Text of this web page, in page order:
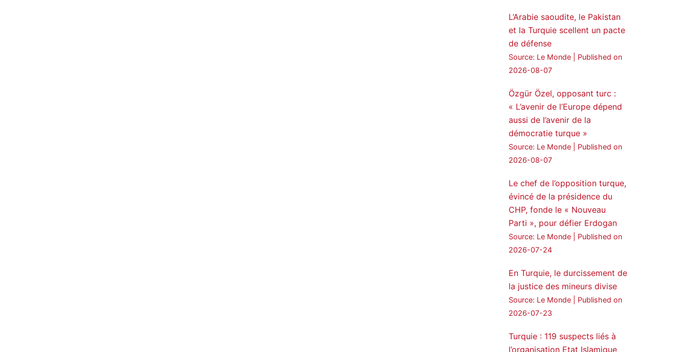
ܟܫܝܪܘܬܐ ܒܘܠܝܬܐ ܚܘܪܐ
ܐܒܓܪ
28 249
Twitter
Amitiés kurdes de Bretagne
a retweeté
MedyaNews
24 Jan 2025
🔴DEM Party Imrali
on Abdullah Öcalan meeting
#AbdullahÖcalan
#PeaceProcess #ImralıIsland
🔗https://medyanews.rs/h4lwBwQ
Twitter
Voir plus...
L’Arabie saoudite, le Pakistan
et la Turquie scellent un pacte
de défense
Source: Le Monde
Published on
2026-08-07
Özgür Özel, opposant turc :
« L’avenir de l’Europe dépend
aussi de l’avenir de la
démocratie turque »
Source: Le Monde
Published on
2026-08-07
Le chef de l’opposition turque,
évincé de la présidence du
CHP, fonde le « Nouveau
Parti », pour défier Erdogan
Source: Le Monde
Published on
2026-07-24
En Turquie, le durcissement de
la justice des mineurs divise
Source: Le Monde
Published on
2026-07-23
Turquie : 119 suspects liés à
l’organisation Etat Islamique